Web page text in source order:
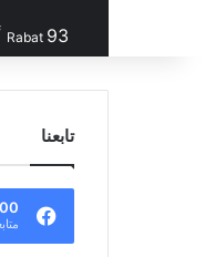
Rabat 93
تابعنا